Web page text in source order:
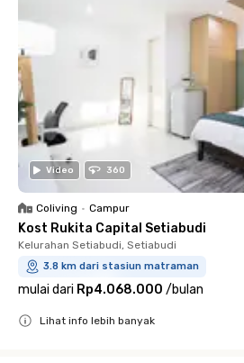
Video 360
Coliving • Campur
Kost Rukita Capital Setiabudi
Kelurahan Setiabudi, Setiabudi
3.8 km dari stasiun matraman
mulai dari Rp4.068.000 /bulan
Lihat info lebih banyak